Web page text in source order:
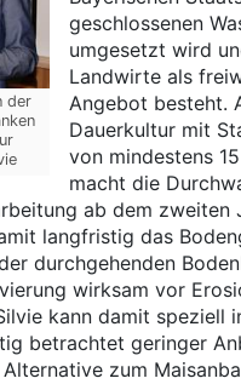
der
geschlossenen
umgesetzt wird
Landwirte als
Angebot besteht.
Dauerkultur mit
von mindestens
macht die
ab dem zweiten
langfristig das
durchgehenden
wirksam vor
kann damit speziell
betrachtet geringer
zum